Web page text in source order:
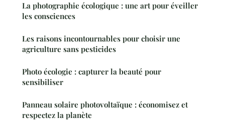
La photographie écologique : une art pour éveiller
les consciences
Les raisons incontournables pour choisir une
agriculture sans pesticides
Photo écologie : capturer la beauté pour
sensibiliser
Panneau solaire photovoltaïque : économisez et
respectez la planète